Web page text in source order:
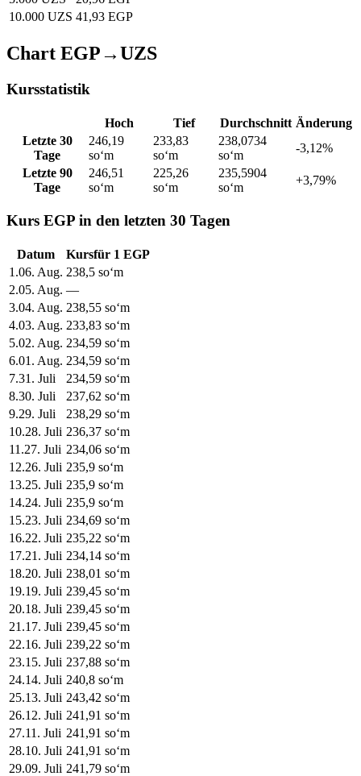
10.000 UZS 41,93 EGP
Chart EGP→UZS
Kursstatistik
Hoch Tief Durchschnitt Änderung
Letzte 30
Tage
246,19
soʻm
233,83
soʻm
238,0734
soʻm
-3,12%
Letzte 90
Tage
246,51
soʻm
225,26
soʻm
235,5904
soʻm
+3,79%
Kurs EGP in den letzten 30 Tagen
Datum Kursfür 1 EGP
1 .06. Aug. 238,5 soʻm
2.05. Aug. —
3.04. Aug. 238,55 soʻm
4.03. Aug. 233,83 soʻm
5.02. Aug. 234,59 soʻm
6.01. Aug. 234,59 soʻm
7.31. Juli 234,59 soʻm
8.30. Juli 237,62 soʻm
9.29. Juli 238,29 soʻm
10.28. Juli 236,37 soʻm
11 .27. Juli 234,06 soʻm
12.26. Juli 235,9 soʻm
13.25. Juli 235,9 soʻm
14.24. Juli 235,9 soʻm
15.23. Juli 234,69 soʻm
16.22. Juli 235,22 soʻm
17.21. Juli 234,14 soʻm
18.20. Juli 238,01 soʻm
19.19. Juli 239,45 soʻm
20.18. Juli 239,45 soʻm
21 .17. Juli 239,45 soʻm
22.16. Juli 239,22 soʻm
23.15. Juli 237,88 soʻm
24.14. Juli 240,8 soʻm
25.13. Juli 243,42 soʻm
26.12. Juli 241,91 soʻm
27.11. Juli 241,91 soʻm
28.10. Juli 241,91 soʻm
29.09. Juli 241,79 soʻm